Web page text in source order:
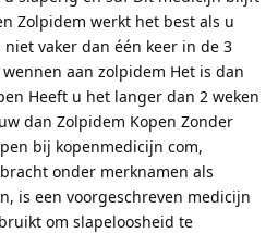
Zolpidem werkt het best als u
vaker dan één keer in de 3
aan zolpidem Het is dan
Heeft u het langer dan 2 weken
dan Zolpidem Kopen Zonder
bij kopenmedicijn com,
onder merknamen als
is een voorgeschreven medicijn
om slapeloosheid te